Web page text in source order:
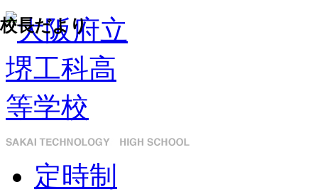
定時制
校長だより